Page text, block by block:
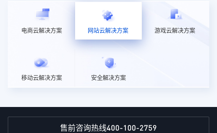
电商云解决方案 网站云解决方案 游戏云解决方案
移动云解决方案 安全解决方案
售前咨询热线400-100-2759